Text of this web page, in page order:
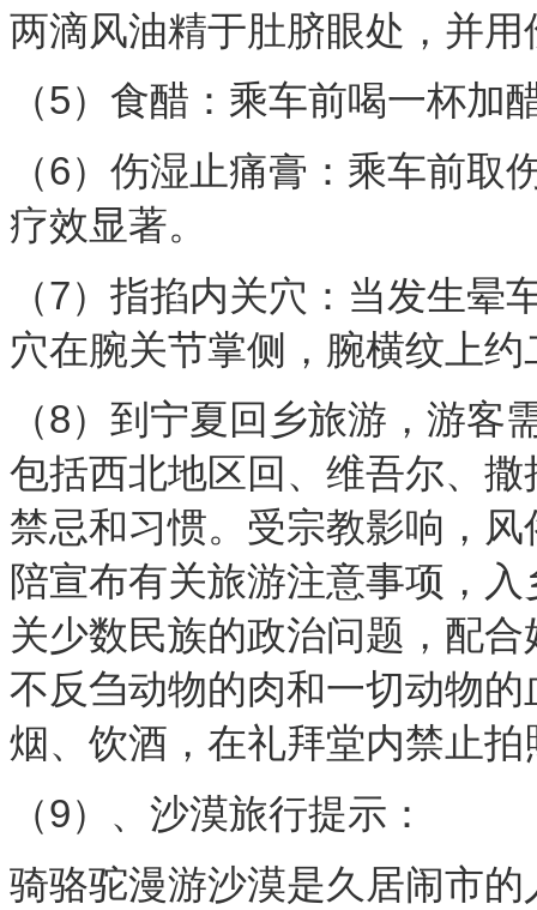
两滴风油精于肚脐眼处，
（5）食醋：乘车前喝一杯
（6）伤湿止痛膏：乘车前
疗效显著。
（7）指掐内关穴：当发生
穴在腕关节掌侧，腕横纹
（8）到宁夏回乡旅游，游
包括西北地区回、维吾尔、
禁忌和习惯。受宗教影响，
陪宣布有关旅游注意事项，
关少数民族的政治问题，配
不反刍动物的肉和一切动物
烟、饮酒，在礼拜堂内禁
（9）、沙漠旅行提示：
骑骆驼漫游沙漠是久居闹市